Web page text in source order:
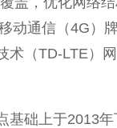
动通信（4G）
术（TD-LTE）
基础上于2013